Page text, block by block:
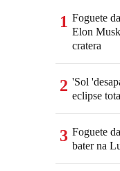
1 Foguete
Elon
cratera
2 'Sol
eclipse
3 Foguete
bater na